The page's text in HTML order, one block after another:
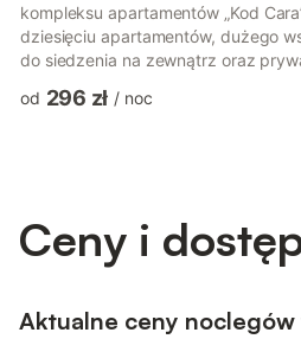
kompleksu apartamentów „Kod
dziesięciu apartamentów, dużego
do siedzenia na zewnątrz oraz
zapierający dech w piersiach widok
od 296 zł / noc
Ceny i
Aktualne ceny